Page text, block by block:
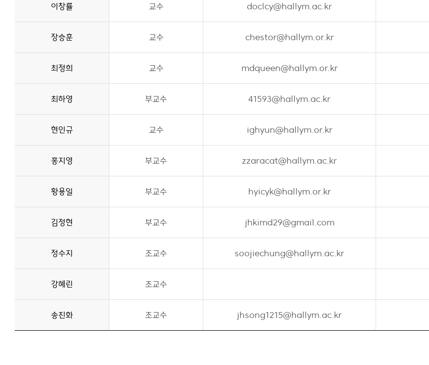
이창률 교수 doclcy@hallym.ac.kr
장승훈 교수 chestor@hallym.or.kr
최정희 교수 mdqueen@hallym.or.kr
최하영 부교수 41593@hallym.ac.kr
현인규 교수 ighyun@hallym.or.kr
홍지영 부교수 zzaracat@hallym.ac.kr
황용일 부교수 hyicyk@hallym.or.kr
김정현 부교수 jhkimd29@gmail.com
정수지 조교수 soojiechung@hallym.ac.kr
강혜린 조교수
송진화 조교수 jhsong1215@hallym.ac.kr